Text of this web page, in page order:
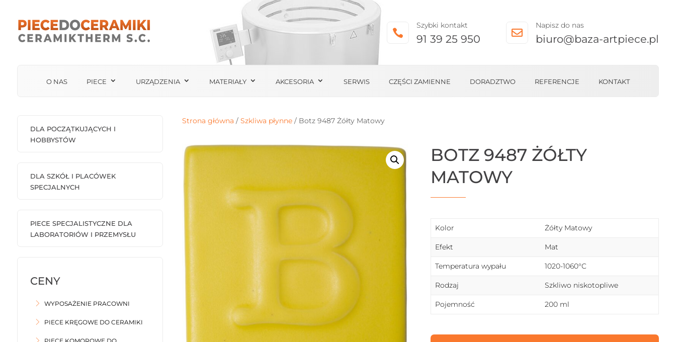

Szybki kontakt
91 39 25 950 
Napisz do nas
biuro@baza-artpiece.pl
O NAS PIECE URZĄDZENIA MATERIAŁY AKCESORIA SERWIS CZĘŚCI ZAMIENNE DORADZTWO REFERENCJE KONTAKT
DLA POCZĄTKUJĄCYCH I
HOBBYSTÓW
DLA SZKÓŁ I PLACÓWEK
SPECJALNYCH
PIECE SPECJALISTYCZNE DLA
LABORATORIÓW I PRZEMYSŁU
WYPOSAŻENIE PRACOWNI
PIECE KRĘGOWE DO CERAMIKI
Strona główna /Szkliwa płynne / Botz 9487 Żółty Matowy
BOTZ 9487 ŻÓŁTY
MATOWY
Kolor Żółty Matowy
Efekt Mat
Temperatura wypału 1020-1060°C
Rodzaj Szkliwo niskotopliwe
Pojemność 200 ml